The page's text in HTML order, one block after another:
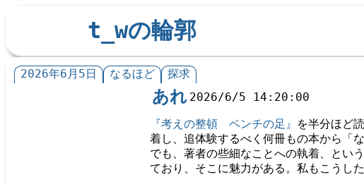
t_wの輪郭
2026年6月5日 なるほど 探求
あれ 2026/6/5 14:20:00
『考えの整頓　ベンチの足』 を半分ほど
着し、追体験するべく何冊もの本から「
でも、著者の些細なことへの執着、とい
ており、そこに魅力がある。私もこうし